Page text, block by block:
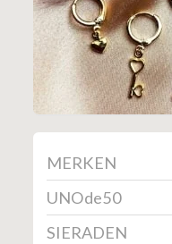
MERKEN
UNOde50
SIERADEN